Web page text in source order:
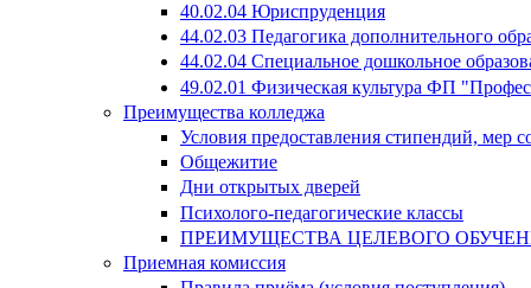
40.02.04 Юриспруденция
44.02.03 Педагогика дополнительного
44.02.04 Специальное дошкольное
49.02.01 Физическая культура ФП
Преимущества колледжа
Условия предоставления стипендий, мер
Общежитие
Дни открытых дверей
Психолого-педагогические классы
ПРЕИМУЩЕСТВА ЦЕЛЕВОГО
Приемная комиссия